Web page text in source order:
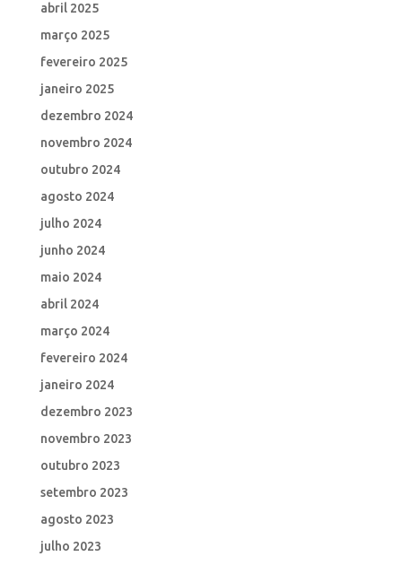
abril 2025
março 2025
fevereiro 2025
janeiro 2025
dezembro 2024
novembro 2024
outubro 2024
agosto 2024
julho 2024
junho 2024
maio 2024
abril 2024
março 2024
fevereiro 2024
janeiro 2024
dezembro 2023
novembro 2023
outubro 2023
setembro 2023
agosto 2023
julho 2023